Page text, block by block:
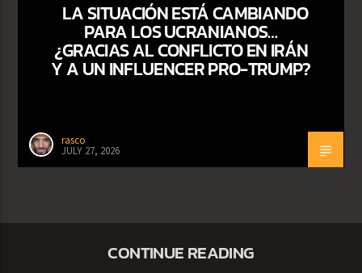
LA SITUACIÓN ESTÁ CAMBIANDO
PARA LOS UCRANIANOS…
¿GRACIAS AL CONFLICTO EN IRÁN
Y A UN INFLUENCER PRO-TRUMP?
rasco
JULY 27, 2026
CONTINUE READING